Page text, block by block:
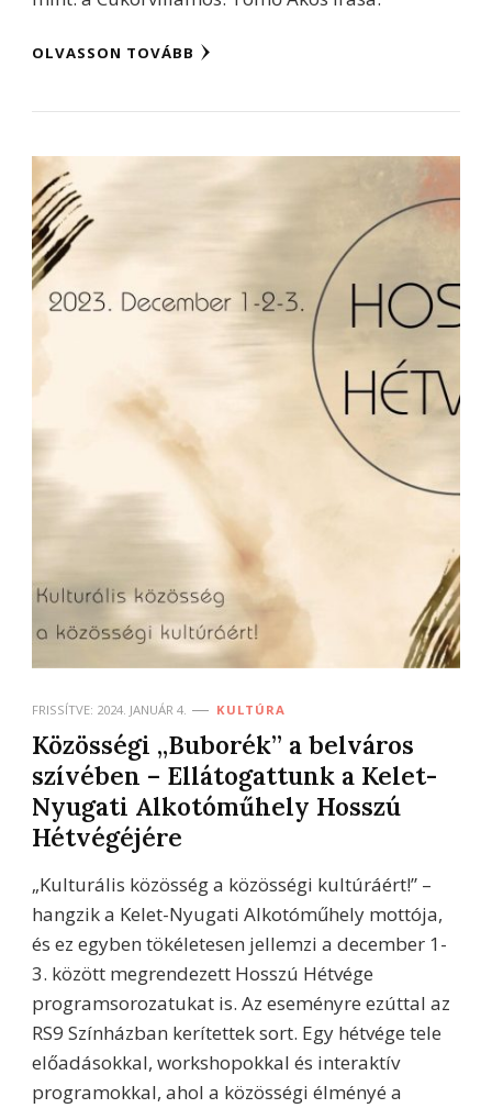
OLVASSON TOVÁBB
FRISSÍTVE: 2024. JANUÁR 4. KULTÚRA
Közösségi „Buborék” a belváros
szívében – Ellátogattunk a Kelet-
Nyugati Alkotóműhely Hosszú
Hétvégéjére
„Kulturális közösség a közösségi kultúráért!” –
hangzik a Kelet-Nyugati Alkotóműhely mottója,
és ez egyben tökéletesen jellemzi a december 1-
3. között megrendezett Hosszú Hétvége
programsorozatukat is. Az eseményre ezúttal az
RS9 Színházban kerítettek sort. Egy hétvége tele
előadásokkal, workshopokkal és interaktív
programokkal, ahol a közösségi élményé a